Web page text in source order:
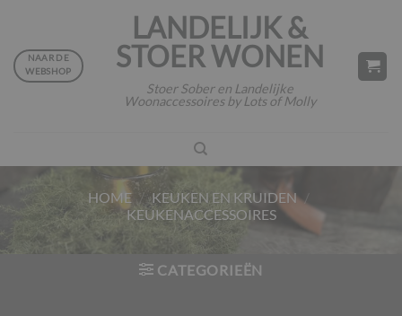
inhoud
LANDELIJK &
STOER WONEN
Stoer Sober en Landelijke
Woonaccessoires by Lots of Molly
NAAR DE
WEBSHOP
HOME / KEUKEN EN KRUIDEN /
KEUKENACCESSOIRES
CATEGORIEËN